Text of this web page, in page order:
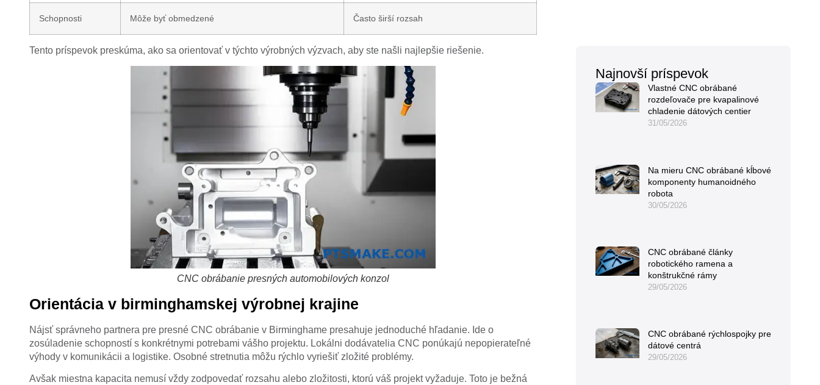
Schopnosti Môže byť obmedzené Často širší rozsah
Tento príspevok preskúma, ako sa orientovať v týchto výrobných výzvach, aby ste našli najlepšie riešenie.
CNC obrábanie presných automobilových konzol
Orientácia v birminghamskej výrobnej krajine
Nájsť správneho partnera pre presné CNC obrábanie v Birminghame presahuje jednoduché hľadanie. Ide o
zosúladenie schopností s konkrétnymi potrebami vášho projektu. Lokálni dodávatelia CNC ponúkajú nepopierateľné
výhody v komunikácii a logistike. Osobné stretnutia môžu rýchlo vyriešiť zložité problémy.
Avšak miestna kapacita nemusí vždy zodpovedať rozsahu alebo zložitosti, ktorú váš projekt vyžaduje. Toto je bežná
Najnovší príspevok
Vlastné CNC obrábané
rozdeľovače pre kvapalinové
chladenie dátových centier
31/05/2026
Na mieru CNC obrábané kĺbové
komponenty humanoidného
robota
30/05/2026
CNC obrábané články
robotického ramena a
konštrukčné rámy
29/05/2026
CNC obrábané rýchlospojky pre
dátové centrá
29/05/2026